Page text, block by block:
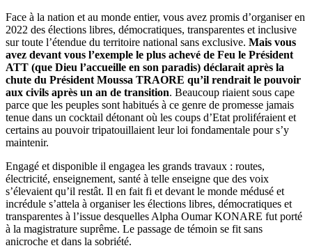
Face à la nation et au monde entier, vous avez promis d’organiser en
2022 des élections libres, démocratiques, transparentes et inclusive
sur toute l’étendue du territoire national sans exclusive. Mais vous
avez devant vous l’exemple le plus achevé de Feu le Président
ATT (que Dieu l’accueille en son paradis) déclarait après la
chute du Président Moussa TRAORE qu’il rendrait le pouvoir
aux civils après un an de transition. Beaucoup riaient sous cape
parce que les peuples sont habitués à ce genre de promesse jamais
tenue dans un cocktail détonant où les coups d’Etat proliféraient et
certains au pouvoir tripatouillaient leur loi fondamentale pour s’y
maintenir.
Engagé et disponible il engagea les grands travaux : routes,
électricité, enseignement, santé à telle enseigne que des voix
s’élevaient qu’il restât. Il en fait fi et devant le monde médusé et
incrédule s’attela à organiser les élections libres, démocratiques et
transparentes à l’issue desquelles Alpha Oumar KONARE fut porté
à la magistrature suprême. Le passage de témoin se fit sans
anicroche et dans la sobriété.